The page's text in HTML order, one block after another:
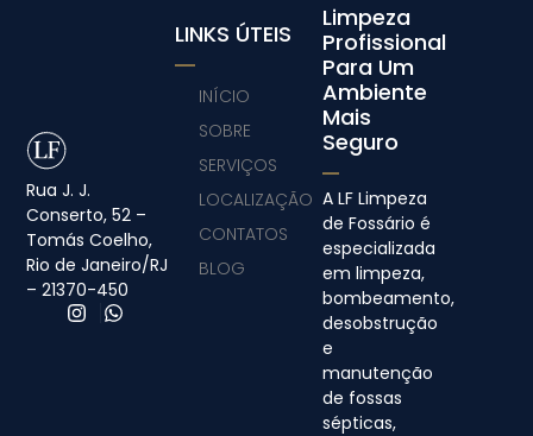
Rua J. J.
Conserto, 52 –
Tomás Coelho,
Rio de Janeiro/RJ
– 21370-450
Limpeza
Profissional
Para Um
Ambiente
Mais
Seguro
A LF Limpeza
de Fossário é
especializada
em limpeza,
bombeamento,
desobstrução
e
manutenção
de fossas
sépticas,
LINKS ÚTEIS
INÍCIO
SOBRE
SERVIÇOS
LOCALIZAÇÃO
CONTATOS
BLOG